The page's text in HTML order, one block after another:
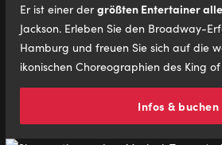
Er ist einer dergrößten Entertainer
Jackson. Erleben Sie den Broadway-
Hamburg und freuen Sie sich auf die
ikonischen Choreographien des King
Infos & buchen